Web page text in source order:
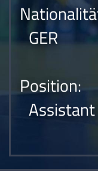
GER
Position:
Assistant